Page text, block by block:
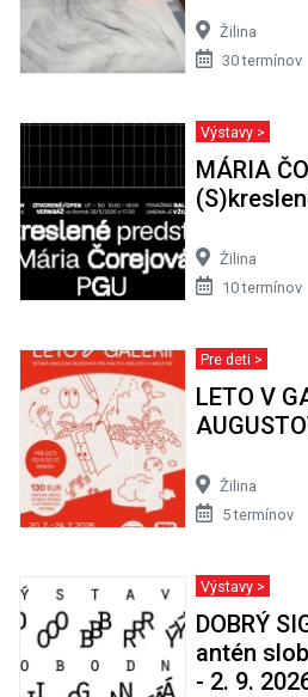
Žilina
30 termínov
Výstavy >
MÁRIA
Žilina
10 termínov
Pre deti >
LETO V
Žilina
5 termínov
Výstavy >
DOBRÝ
antén
- 2. 9.